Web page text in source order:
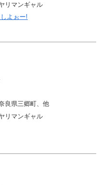
リマンギャル
よぉー!
良県三郷町、他
リマンギャル